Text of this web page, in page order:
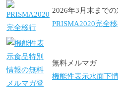
2026年3月末までの
PRISMA2020完全
無料メルマガ
機能性表示水面下